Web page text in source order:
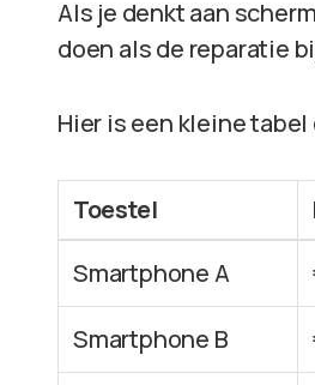
Als je denkt aan
doen als de reparatie
Hier is een kleine
Toestel
Smartphone A
Smartphone B